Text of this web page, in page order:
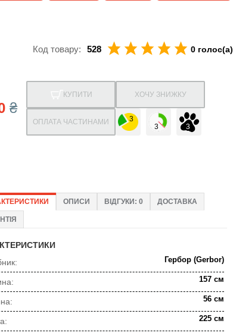
Код товару: 528 0 голос(а)
₴
КУПИТИ ХОЧУ ЗНИЖКУ
ОПЛАТА ЧАСТИНАМИ
ОПИСИ ВІДГУКИ: 0 ДОСТАВКА
Гербор (Gerbor)
157 см
56 см
225 см